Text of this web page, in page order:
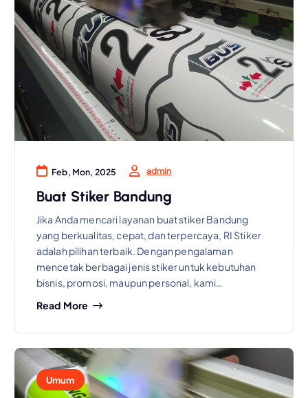
Feb, Mon, 2025 admin
Buat Stiker Bandung
Jika Anda mencari layanan buat stiker Bandung
yang berkualitas, cepat, dan terpercaya, RI Stiker
adalah pilihan terbaik. Dengan pengalaman
mencetak berbagai jenis stiker untuk kebutuhan
bisnis, promosi, maupun personal, kami…
Read More
Umum